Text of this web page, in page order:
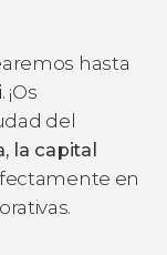
hasta
. ¡Os
del
la capital
en